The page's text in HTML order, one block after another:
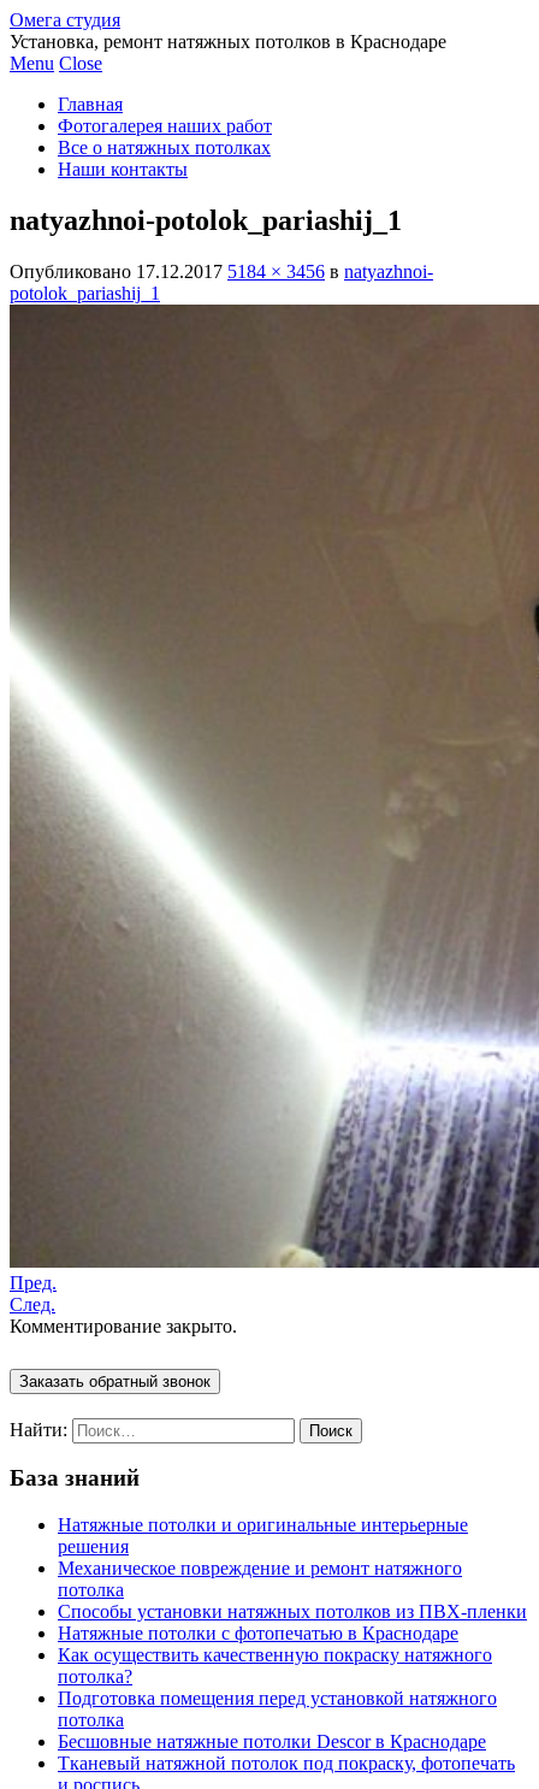
Омега студия
Установка, ремонт натяжных потолков в Краснодаре
Menu Close
Главная
Фотогалерея наших работ
Все о натяжных потолках
Наши контакты
natyazhnoi-potolok_pariashij_1
Опубликовано 17.12.2017 5184 × 3456 в natyazhnoi-
potolok_pariashij_1
Пред.
След.
Комментирование закрыто.
Заказать обратный звонок
Найти:
База знаний
Натяжные потолки и оригинальные интерьерные
решения
Механическое повреждение и ремонт натяжного
потолка
Способы установки натяжных потолков из ПВХ-пленки
Натяжные потолки с фотопечатью в Краснодаре
Как осуществить качественную покраску натяжного
потолка?
Подготовка помещения перед установкой натяжного
потолка
Бесшовные натяжные потолки Descor в Краснодаре
Тканевый натяжной потолок под покраску, фотопечать
и роспись